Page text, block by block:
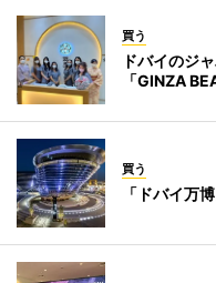
買う
ドバイのジ
「GINZA
買う
「ドバイ万